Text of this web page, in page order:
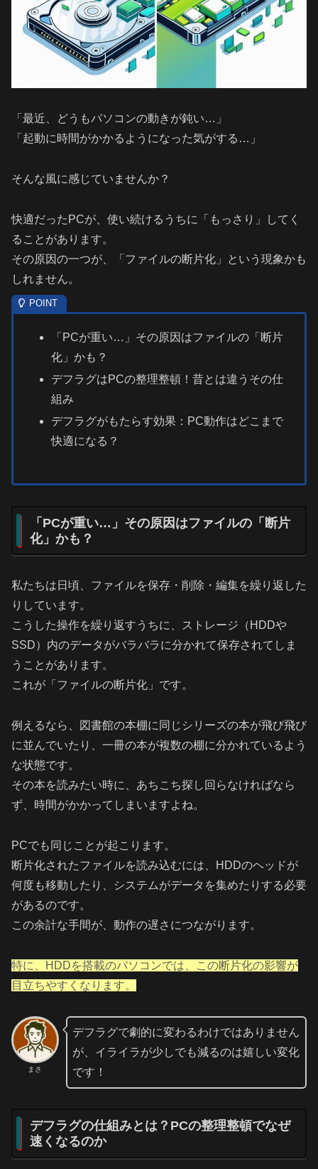
「最近、どうもパソコンの動きが鈍い…」
「起動に時間がかかるようになった気がする…」
そんな風に感じていませんか？
快適だったPCが、使い続けるうちに「もっさり」してく
ることがあります。
その原因の一つが、「ファイルの断片化」という現象かも
しれません。
「PCが重い…」その原因はファイルの「断片
化」かも？
デフラグはPCの整理整頓！昔とは違うその仕
組み
デフラグがもたらす効果：PC動作はどこまで
快適になる？
「PCが重い…」その原因はファイルの「断片
化」かも？
私たちは日頃、ファイルを保存・削除・編集を繰り返した
りしています。
こうした操作を繰り返すうちに、ストレージ（HDDや
SSD）内のデータがバラバラに分かれて保存されてしま
うことがあります。
これが「ファイルの断片化」です。
例えるなら、図書館の本棚に同じシリーズの本が飛び飛び
に並んでいたり、一冊の本が複数の棚に分かれているよう
な状態です。
その本を読みたい時に、あちこち探し回らなければなら
ず、時間がかかってしまいますよね。
PCでも同じことが起こります。
断片化されたファイルを読み込むには、HDDのヘッドが
何度も移動したり、システムがデータを集めたりする必要
があるのです。
この余計な手間が、動作の遅さにつながります。
特に、HDDを搭載のパソコンでは、この断片化の影響が
目立ちやすくなります。
まさ
デフラグで劇的に変わるわけではありません
が、イライラが少しでも減るのは嬉しい変化
です！
デフラグの仕組みとは？PCの整理整頓でなぜ
速くなるのか